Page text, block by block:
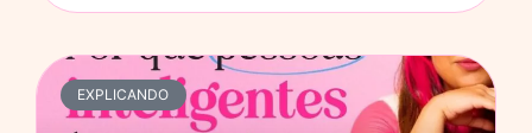
EXPLICANDO